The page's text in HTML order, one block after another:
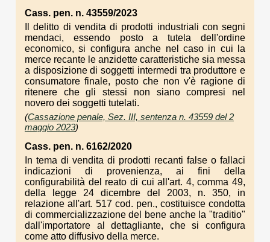
Cass. pen. n. 43559/2023
Il delitto di vendita di prodotti industriali con segni
mendaci, essendo posto a tutela dell'ordine
economico, si configura anche nel caso in cui la
merce recante le anzidette caratteristiche sia messa
a disposizione di soggetti intermedi tra produttore e
consumatore finale, posto che non v'è ragione di
ritenere che gli stessi non siano compresi nel
novero dei soggetti tutelati.
(Cassazione penale, Sez. III, sentenza n. 43559 del 2
maggio 2023)
Cass. pen. n. 6162/2020
In tema di vendita di prodotti recanti false o fallaci
indicazioni di provenienza, ai fini della
configurabilità del reato di cui all'art. 4, comma 49,
della legge 24 dicembre del 2003, n. 350, in
relazione all'art. 517 cod. pen., costituisce condotta
di commercializzazione del bene anche la "traditio"
dall'importatore al dettagliante, che si configura
come atto diffusivo della merce.